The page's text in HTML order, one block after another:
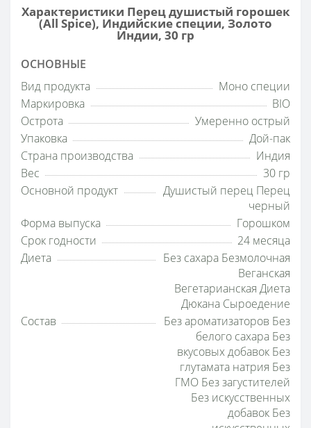
Характеристики Перец душистый горошек
(All Spice), Индийские специи, Золото
Индии, 30 гр
ОСНОВНЫЕ
Вид продукта
Моно специи
Маркировка
BIO
Острота
Умеренно острый
Упаковка
Дой-пак
Страна производства
Индия
Вес
30 гр
Основной продукт
Душистый перец Перец
черный
Форма выпуска
Горошком
Срок годности
24 месяца
Диета
Без сахара Безмолочная
Веганская
Вегетарианская Диета
Дюкана Сыроедение
Состав
Без ароматизаторов Без
белого сахара Без
вкусовых добавок Без
глутамата натрия Без
ГМО Без загустителей
Без искусственных
добавок Без